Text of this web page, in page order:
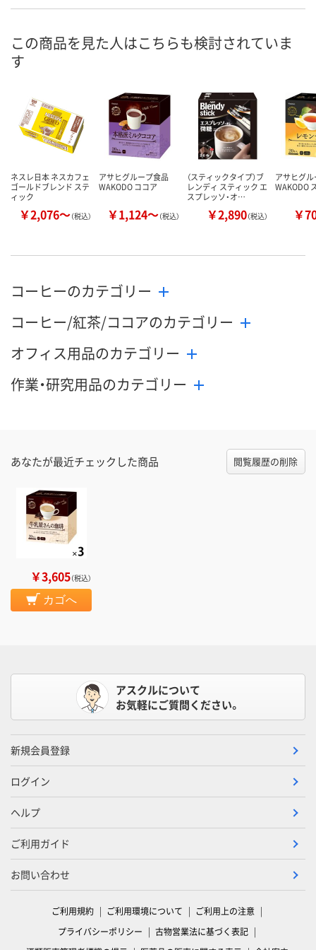
お申込番
在庫 1点 9点 あり
数量
カゴへ カゴへ カ
この商品を見た人はこちらも検討されていま
す
ネスレ日本 ネスカフェ
ゴールドブレンド ステ
ィック
￥2,076～（税込）
アサヒグループ食品
WAKODO ココア
￥1,124～（税込）
（スティックタイプ）ブ
レンディ スティック エ
スプレッソ・オ…
￥2,890（税込）
アサヒグ
WAKODO
￥
コーヒーのカテゴリー
コーヒー/紅茶/ココアのカテゴリー
オフィス用品のカテゴリー
作業・研究用品のカテゴリー
あなたが最近チェックした商品 閲覧履歴の削除
￥3,605（税込）
カゴへ
アスクルについて
お気軽にご質問ください。
新規会員登録
ログイン
ヘルプ
ご利用ガイド
お問い合わせ
ご利用規約 ご利用環境について
ご利用上の注意
プライバシーポリシー
古物営業法に基づく表記